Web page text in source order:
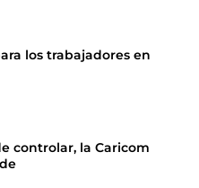
los trabajadores en
controlar, la Caricom